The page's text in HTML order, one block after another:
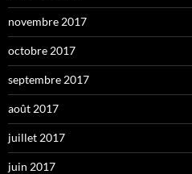
novembre 2017
octobre 2017
septembre 2017
août 2017
juillet 2017
juin 2017